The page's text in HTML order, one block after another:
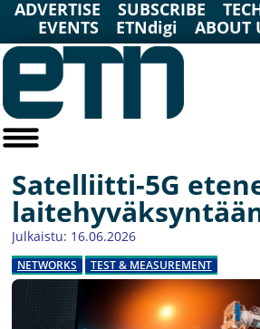
ADVERTISE SUBSCRIBE
EVENTS
ETNdigi ABOUT
Satelliitti-5G
Julkaistu: 16.06.2026
NETWORKS TEST & MEASUREMENT